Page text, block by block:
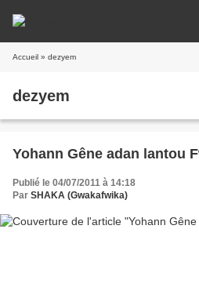
Accueil » dezyem
dezyem
Yohann Gêne adan lantou
Publié le 04/07/2011 à 14:18
Par SHAKA (Gwakafwika)